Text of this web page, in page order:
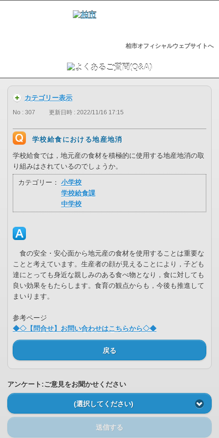
柏市オフィシャルウェブサイトへ
カテゴリー表示
No : 307 更新日時 : 2022/11/16 17:15
学校給食における地産地消
学校給食では，地元産の食材を積極的に使用する地産地消の取
り組みはされているのでしょうか。
カテゴリー：
小学校
学校給食課
中学校
食の安全・安心面から地元産の食材を使用することは重要な
ことと考えています。生産者の顔が見えることにより，子ども
達にとっても身近な親しみのある食べ物となり，食に対しても
良い効果をもたらします。食育の観点からも，今後も推進して
まいります。
参考ページ
◆◇【問合せ】お問い合わせはこちらから◇◆
戻る
アンケート:ご意見をお聞かせください
(選択してください)
送信する